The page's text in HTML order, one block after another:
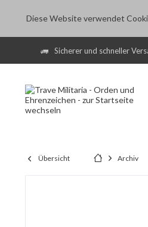
Diese Website verwendet
Sicherer und schneller
Übersicht Archiv